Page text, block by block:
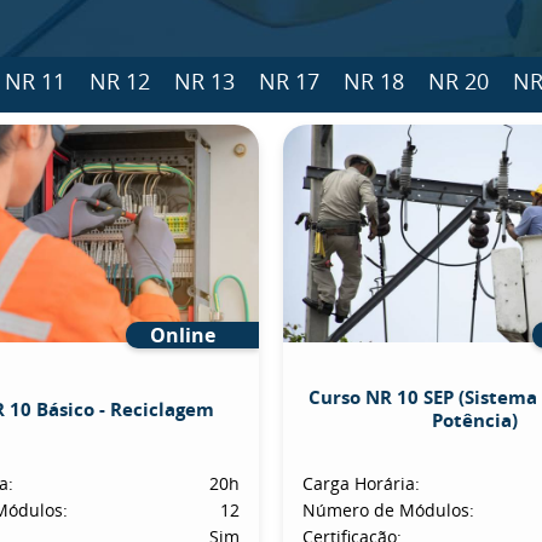
NR 11 NR 12 NR 13 NR 17 NR 18 NR 20
Online
10 Básico - Reciclagem
20h
12
Sim
Curso NR 10 SEP
Potência)
Carga Horária:
Número de Módulos:
Certificação: